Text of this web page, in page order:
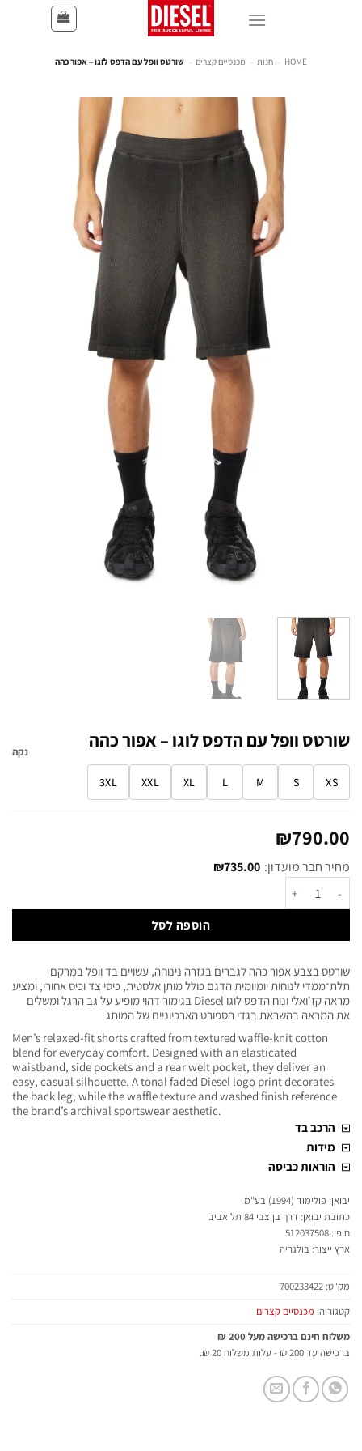
HOME
- חנות - מכנסיים קצרים - שורטס וופל עם הדפס לוגו – אפור כהה
שורטס וופל עם הדפס לוגו – אפור כהה
XS
S
M
L
XL
XXL
3XL
נקה
₪790.00
מחיר חבר מועדון: ₪735.00
הוספה לסל
שורטס בצבע אפור כהה לגברים בגזרה נינוחה, עשויים בד וופל במרקם
תלת־ממדי לנוחות יומיומית הדגם כולל מותן אלסטית, כיסי צד וכיס אחורי, ומציע
מראה קז'ואלי ונוח הדפס לוגו Diesel בגימור דהוי מופיע על גב הרגל ומשלים
את המראה בהשראת בגדי הספורט הארכיוניים של המותג
Men’s relaxed-fit shorts crafted from textured waffle-knit cotton
blend for everyday comfort. Designed with an elasticated
waistband, side pockets and a rear welt pocket, they deliver an
easy, casual silhouette. A tonal faded Diesel logo print decorates
the back leg, while the waffle texture and washed finish reference
the brand’s archival sportswear aesthetic.
הרכב בד
מידות
הוראות כביסה
יבואן: פולימוד (1994) בע"מ
כתובת יבואן: דרך בן צבי 84 תל אביב
ח.פ.: 512037508
ארץ ייצור: בולגריה
מק"ט: 700233422
קטגוריה: מכנסיים קצרים
משלוח חינם ברכישה מעל 200 ₪
ברכישה עד 200 ₪ - עלות משלוח 20 ₪.